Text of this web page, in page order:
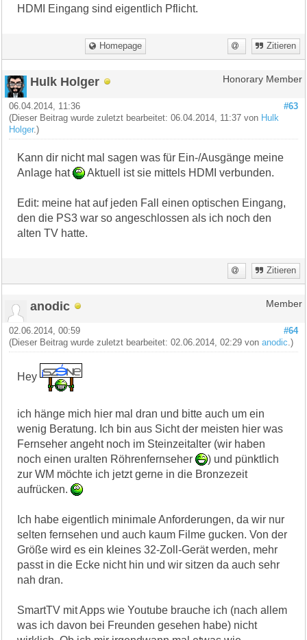
HDMI Eingang sind eigentlich Pflicht.
Homepage Zitieren
Hulk Holger Honorary Member
#63
06.04.2014, 11:36
(Dieser Beitrag wurde zuletzt bearbeitet: 06.04.2014, 11:37 von Hulk
Holger.)
Kann dir nicht mal sagen was für Ein-/Ausgänge meine
Anlage hat
Aktuell ist sie mittels HDMI verbunden.
Edit: meine hat auf jeden Fall einen optischen Eingang,
den die PS3 war so angeschlossen als ich noch den
alten TV hatte.
Zitieren
anodic Member
#64
02.06.2014, 00:59
(Dieser Beitrag wurde zuletzt bearbeitet: 02.06.2014, 02:29 vonanodic .)
Hey
ich hänge mich hier mal dran und bitte auch um ein
wenig Beratung. Ich bin aus Sicht der meisten hier was
Fernseher angeht noch im Steinzeitalter (wir haben
noch einen uralten Röhrenfernseher
) und pünktlich
zur WM möchte ich jetzt gerne in die Bronzezeit
aufrücken.
Ich habe eigentlich minimale Anforderungen, da wir nur
selten fernsehen und auch kaum Filme gucken. Von der
Größe wird es ein kleines 32-Zoll-Gerät werden, mehr
passt in die Ecke nicht hin und wir sitzen da auch sehr
nah dran.
SmartTV mit Apps wie Youtube brauche ich (nach allem
was ich davon bei Freunden gesehen habe) nicht